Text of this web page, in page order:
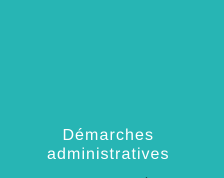
Démarches
administratives